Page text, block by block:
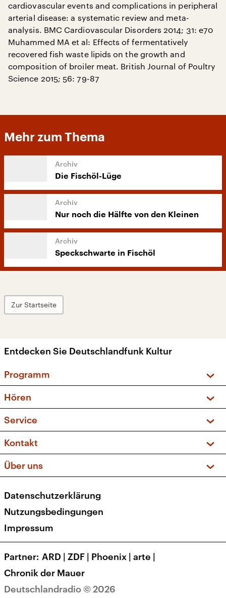
cardiovascular events and complications in peripheral
arterial disease: a systematic review and meta-
analysis. BMC Cardiovascular Disorders 2014; 31: e70
Muhammed MA et al: Effects of fermentatively
recovered fish waste lipids on the growth and
composition of broiler meat. British Journal of Poultry
Science 2015; 56: 79-87
Mehr zum Thema
Die Fischöl-Lüge
Nur noch die Hälfte von den Kleinen
Speckschwarte in Fischöl
Zur Startseite
Entdecken Sie Deutschlandfunk Kultur
Programm
Sendungen und Podcasts
Musikliste
Kakadu – Das Kinderprogramm
Hören
Frequenzen (UKW + DAB+)
Service
FAQ
Apps
Newsletter
Veranstaltungen
Kontakt
Social Media
Über uns
Presse
Karriere
Transparenz
Deutschlandradio © 2026
Datenschutzerklärung
Nutzungsbedingungen
Impressum
Partner ARD | ZDF | Phoenix | arte |
Chronik der Mauer